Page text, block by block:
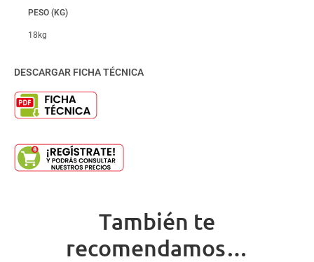
PESO (KG)
18kg
DESCARGAR FICHA TÉCNICA
También te
recomendamos…